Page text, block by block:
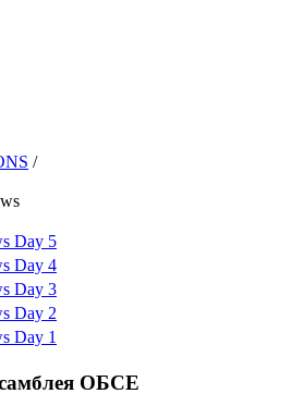
/
Day 5
Day 4
Day 3
Day 2
Day 1
ОБСЕ